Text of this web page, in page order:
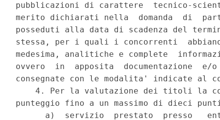
pubblicazioni di carattere  tecnico-
merito dichiarati nella  domanda  di
posseduti alla data di scadenza del
stessa, per i quali i concorrenti
medesima, analitiche e complete
ovvero  in  apposita  documentazione
consegnate con le modalita' indicate al
4. Per la valutazione dei titoli la
punteggio fino a un massimo di dieci
a)  servizio  prestato  presso